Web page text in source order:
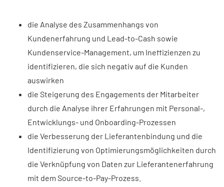
die Analyse des Zusammenhangs von
Kundenerfahrung und Lead-to-Cash sowie
Kundenservice-Management, um Ineffizienzen zu
identifizieren, die sich negativ auf die Kunden
auswirken
die Steigerung des Engagements der Mitarbeiter
durch die Analyse ihrer Erfahrungen mit Personal-,
Entwicklungs- und Onboarding-Prozessen
die Verbesserung der Lieferantenbindung und die
Identifizierung von Optimierungsmöglichkeiten durch
die Verknüpfung von Daten zur Lieferantenerfahrung
mit dem Source-to-Pay-Prozess.